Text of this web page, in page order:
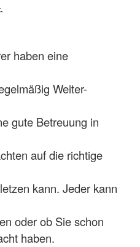
haben eine
Weiter-
gute Betreuung in
auf die richtige
kann. Jeder kann
oder ob Sie schon
haben.